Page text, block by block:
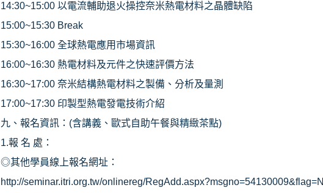
14:30~15:00 以電流輔助退火操控奈米熱電材料之晶體缺陷
15:00~15:30 Break
15:30~16:00 全球熱電應用市場資訊
16:00~16:30 熱電材料及元件之快速評價方法
16:30~17:00 奈米結構熱電材料之製備、分析及量測
17:00~17:30 印製型熱電發電技術介紹
九、報名資訊： (含講義、歐式自助午餐與精緻茶點)
1.報 名 處：
◎其他學員線上報名網址：
http://seminar.itri.org.tw/onlinereg/RegAdd.aspx?msgno=54130009&flag=N